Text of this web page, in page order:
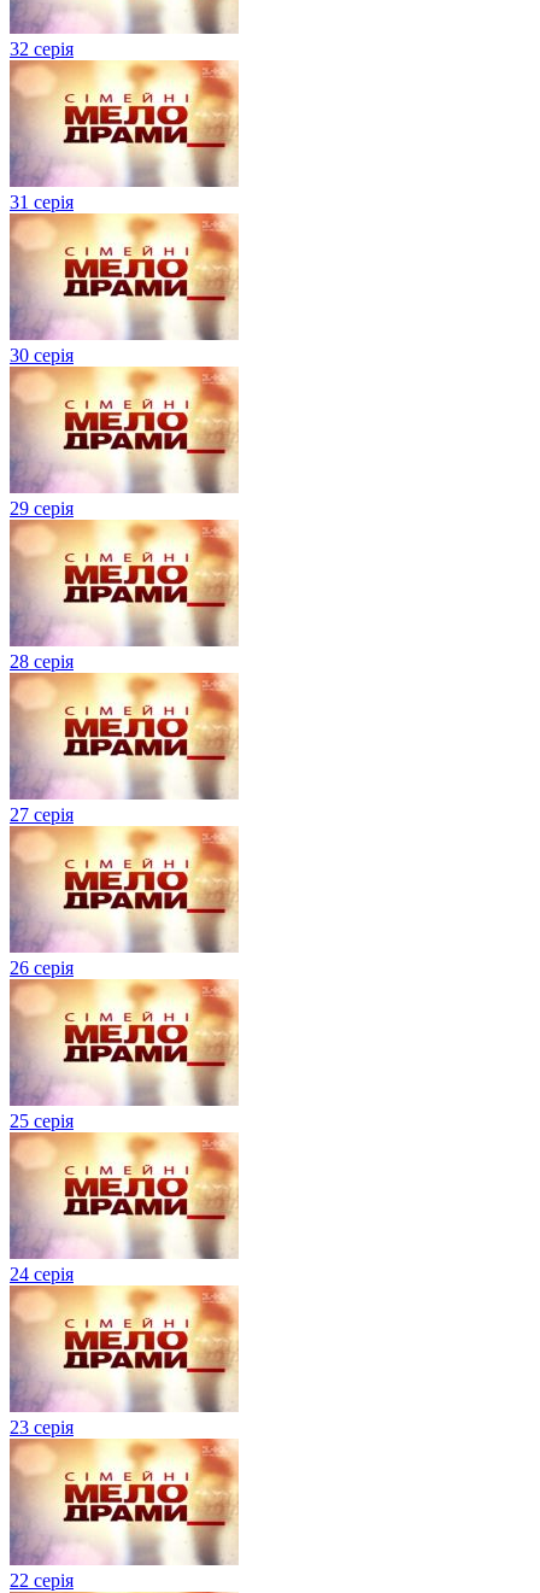
32 серія
31 серія
30 серія
29 серія
28 серія
27 серія
26 серія
25 серія
24 серія
23 серія
22 серія